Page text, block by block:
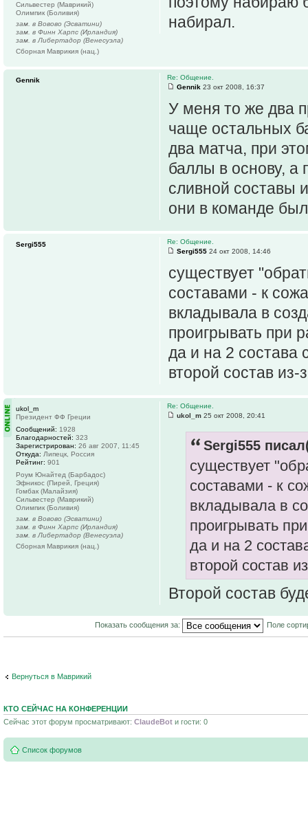
набирал.
Сильвестер (Маврикий)
Олимпик (Боливия)
зам. в Вовово (Эсватини)
зам. в Финн Харпс (Ирландия)
зам. в Либертадор (Венесуэла)
Сборная Маврикия (нац.)
Re: Общение.
Gennik 23 окт 2008, 16:37
У меня то же два
чаще остальных
два матча, при
баллы в основу, а
сливной составы
они в команде
Gennik
Re: Общение.
Sergi555 24 окт 2008, 14:46
существует
составами - к
вкладывала в
проигрывать при
да и на 2 состава
второй состав из-
Sergi555
Re: Общение.
ukol_m 25 окт 2008, 20:41
Sergi555
существует
составами - к
вкладывала в
проигрывать
да и на 2
второй состав
Второй состав
ukol_m
Президент ФФ Греции
Сообщений: 1928
Благодарностей: 323
Зарегистрирован: 26 авг 2007, 11:45
Откуда: Липецк, Россия
Рейтинг: 901
Роум Юнайтед (Барбадос)
Эфникос (Пирей, Греция)
Гомбак (Малайзия)
Сильвестер (Маврикий)
Олимпик (Боливия)
зам. в Вовово (Эсватини)
зам. в Финн Харпс (Ирландия)
зам. в Либертадор (Венесуэла)
Сборная Маврикия (нац.)
Показать сообщения за: Поле
Вернуться в Маврикий
КТО СЕЙЧАС НА КОНФЕРЕНЦИИ
Сейчас этот форум просматривают: ClaudeBot и гости: 0
Список форумов